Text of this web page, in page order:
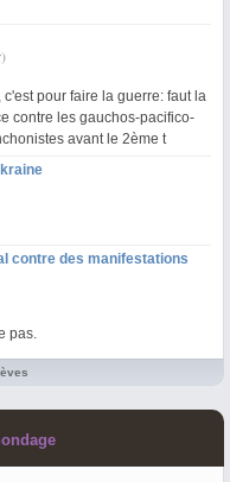
pour faire la guerre: faut la
contre les gauchos-pacifico-
avant le 2ème t
contre des manifestations
pas.